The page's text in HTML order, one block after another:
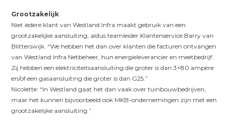
Grootzakelijk
Niet iedere klant van Westland Infra maakt gebruik van een
grootzakelijke aansluiting, aldus teamleider Klantenservice Barry van
Blitterswijk. “We hebben het dan over klanten die facturen ontvangen
van Westland Infra Netbeheer, hun energieleverancier en meetbedrijf.
Zij hebben een elektriciteitsaansluiting die groter is dan 3×80 ampère
en/of een gasaansluiting die groter is dan G25.”
Nicolette: “In Westland gaat het dan vaak over tuinbouwbedrijven,
maar het kunnen bijvoorbeeld ook MKB-ondernemingen zijn met een
grootzakelijke aansluiting.”